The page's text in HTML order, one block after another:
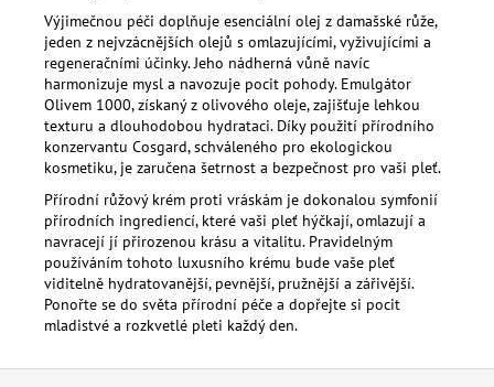
Výjimečnou péči doplňuje esenciální olej z damašské růže,
jeden z nejvzácnějších olejů s omlazujícími, vyživujícími a
regeneračními účinky. Jeho nádherná vůně navíc
harmonizuje mysl a navozuje pocit pohody. Emulgátor
Olivem 1000, získaný z olivového oleje, zajišťuje lehkou
texturu a dlouhodobou hydrataci. Díky použití přírodního
konzervantu Cosgard, schváleného pro ekologickou
kosmetiku, je zaručena šetrnost a bezpečnost pro vaši pleť.
Přírodní růžový krém proti vráskám je dokonalou symfonií
přírodních ingrediencí, které vaši pleť hýčkají, omlazují a
navracejí jí přirozenou krásu a vitalitu. Pravidelným
používáním tohoto luxusního krému bude vaše pleť
viditelně hydratovanější, pevnější, pružnější a zářivější.
Ponořte se do světa přírodní péče a dopřejte si pocit
mladistvé a rozkvetlé pleti každý den.